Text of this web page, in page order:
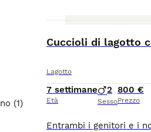
(1)
Cuccioli di lagotto
Lagotto
7 settimane
Età
2
Sesso
800 €
Prezzo